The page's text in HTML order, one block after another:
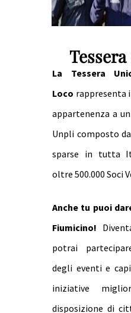
La Tessera
Loco rappresenta
appartenenza a
Unpli composto
sparse in tutta
oltre 500.000 Soci
Anche tu puoi
Fiumicino!
potrai
degli eventi e
iniziative
disposizione di